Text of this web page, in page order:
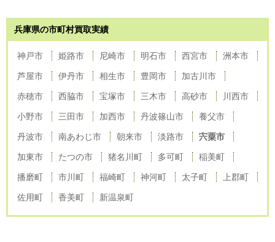
兵庫県の市町村買取実績
神戸市 姫路市 尼崎市 明石市 西宮市 洲本市
芦屋市 伊丹市 相生市 豊岡市 加古川市
赤穂市 西脇市 宝塚市 三木市 高砂市 川西市
小野市 三田市 加西市 丹波篠山市 養父市
丹波市 南あわじ市 朝来市 淡路市 宍粟市
加東市 たつの市 猪名川町 多可町 稲美町
播磨町 市川町 福崎町 神河町 太子町 上郡町
佐用町 香美町 新温泉町